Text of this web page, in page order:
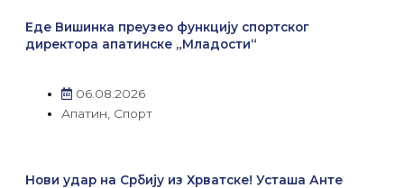
Еде Вишинка преузео функцију спортског
директора апатинске „Младости“
06.08.2026
Апатин Спорт
Нови удар на Србију из Хрватске! Усташа Анте